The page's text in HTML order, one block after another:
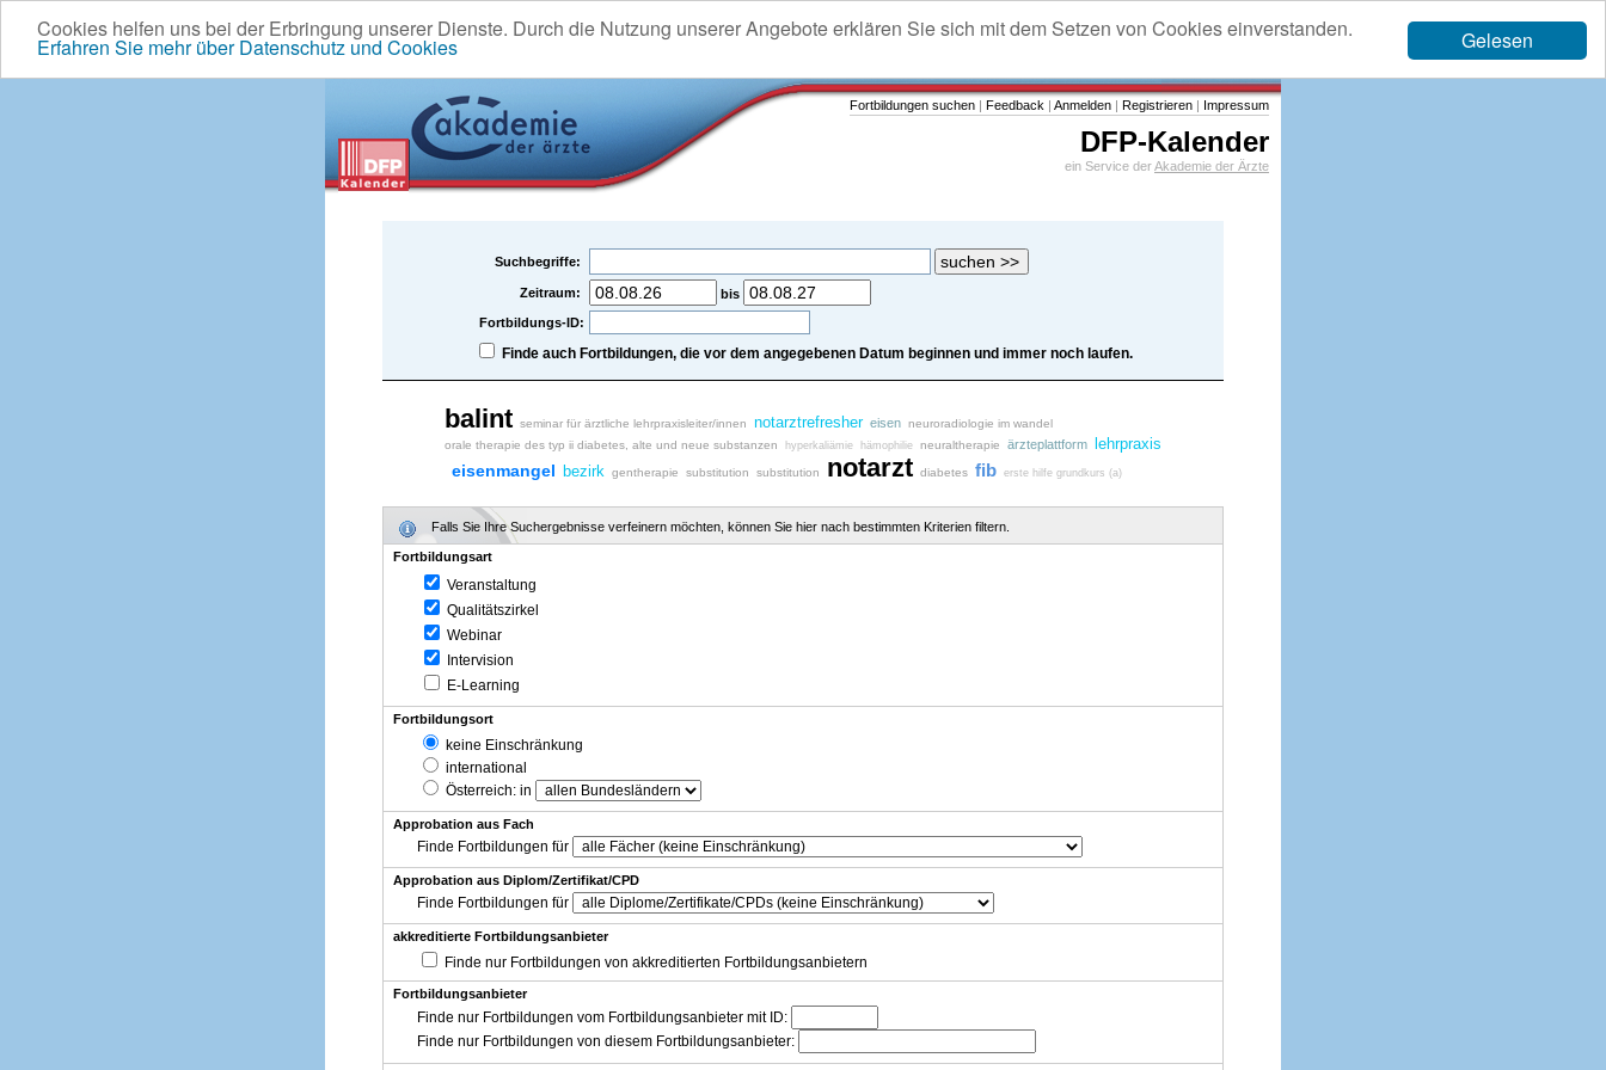
Gelesen
Cookies helfen uns bei der Erbringung unserer Dienste. Durch die Nutzung unserer Angebote erklären Sie sich mit dem Setzen von Cookies einverstanden.
Erfahren Sie mehr über Datenschutz und Cookies
Fortbildungen suchen | Feedback | Anmelden | Registrieren | Impressum
DFP-Kalender
ein Service derAkademie der Ärzte
Suchbegriffe:
Zeitraum:
bis
Fortbildungs-ID:
Finde auch Fortbildungen, die vor dem angegebenen Datum beginnen und immer noch laufen.
balint seminar für ärztliche lehrpraxisleiter/innen notarztrefresher eisen neuroradiologie im wandel
orale therapie des typ ii diabetes, alte und neue substanzen
hyperkaliämie hämophilie neuraltherapie ärzteplattform lehrpraxis
eisenmangel bezirk gentherapie substitution substitution notarzt diabetes fib erste hilfe grundkurs (a)
Falls Sie Ihre Suchergebnisse verfeinern möchten, können Sie hier nach bestimmten Kriterien filtern.
Fortbildungsart
Veranstaltung
Qualitätszirkel
Webinar
Intervision
E-Learning
Fortbildungsort
keine Einschränkung
international
Österreich: in
Approbation aus Fach
Finde Fortbildungen für
Approbation aus Diplom/Zertifikat/CPD
Finde Fortbildungen für
akkreditierte Fortbildungsanbieter
Finde nur Fortbildungen von akkreditierten Fortbildungsanbietern
Fortbildungsanbieter
Finde nur Fortbildungen vom Fortbildungsanbieter mit ID:
Finde nur Fortbildungen von diesem Fortbildungsanbieter: